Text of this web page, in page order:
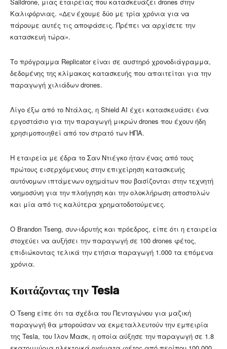
Καλιφόρνιας. «Δεν έχουμε δύο με τρία χρόνια για να
πάρουμε αυτές τις αποφάσεις. Πρέπει να αρχίσετε την
κατασκευή τώρα».
Το πρόγραμμα Replicator είναι σε αυστηρό χρονοδιάγραμμα,
δεδομένης της κλίμακας κατασκευής που απαιτείται για την
παραγωγή χιλιάδων drones.
Λίγο έξω από το Ντάλας, η Shield AI έχει κατασκευάσει ένα
εργοστάσιο για την παραγωγή μικρών drones που έχουν ήδη
χρησιμοποιηθεί από τον στρατό των ΗΠΑ.
Η εταιρεία με έδρα το Σαν Ντιέγκο ήταν ένας από τους
πρώτους εισερχόμενους στην επιχείρηση κατασκευής
αυτόνομων ιπτάμενων οχημάτων που βασίζονται στην τεχνητή
νοημοσύνη για την πλοήγηση και την ολοκλήρωση αποστολών
και μία από τις καλύτερα χρηματοδοτούμενες.
Ο Brandon Tseng, συν-ιδρυτής και πρόεδρος, είπε ότι η εταιρεία
στοχεύει να αυξήσει την παραγωγή σε 100 drones φέτος,
επιδιώκοντας τελικά την ετήσια παραγωγή 1.000 τα επόμενα
χρόνια.
Κοιτάζοντας την Tesla
Ο Tseng είπε ότι τα σχέδια του Πενταγώνου για μαζική
παραγωγή θα μπορούσαν να εκμεταλλευτούν την εμπειρία
της Tesla, του Ίλον Μασκ, η οποία αύξησε την παραγωγή σε 1.8